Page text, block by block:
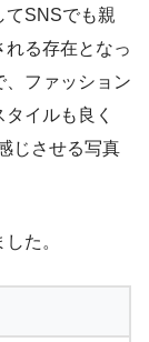
てSNSでも親
れる存在となっ
、ファッション
イルも良く
じさせる写真
た。